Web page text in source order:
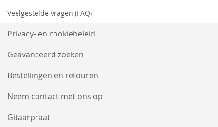
Veelgestelde vragen (FAQ)
Privacy- en cookiebeleid
Geavanceerd zoeken
Bestellingen en retouren
Neem contact met ons op
Gitaarpraat